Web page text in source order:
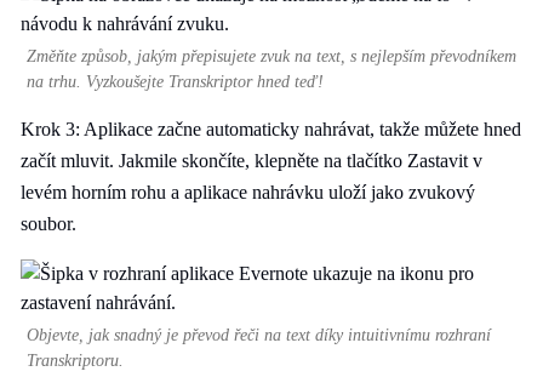
Změňte způsob, jakým přepisujete zvuk na text, s nejlepším převodníkem
na trhu. Vyzkoušejte Transkriptor hned teď!
Krok 3: Aplikace začne automaticky nahrávat, takže můžete hned
začít mluvit. Jakmile skončíte, klepněte na tlačítko Zastavit v
levém horním rohu a aplikace nahrávku uloží jako zvukový
soubor.
Objevte, jak snadný je převod řeči na text díky intuitivnímu rozhraní
Transkriptoru.